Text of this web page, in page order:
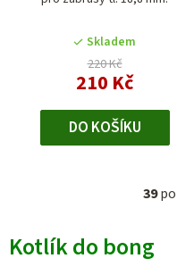
Skladem
220 Kč
210 Kč
DO KOŠÍKU
39
Kotlík do bong